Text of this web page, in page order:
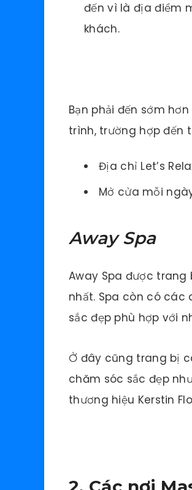
đến vì là địa điểm
khách.
Bạn phải đến sớm
trình, trường hợp đến
Địa chỉ Let’s
Mở cửa mỗi
Away Spa
Away Spa được
nhất. Spa còn có
sắc đẹp phù hợp với
Ở đây cũng trang bị
chăm sóc sắc đẹp
thương hiệu Kerstin